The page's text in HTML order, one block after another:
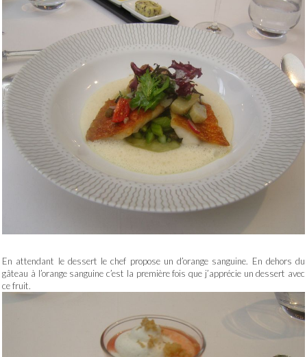
En attendant le dessert le chef propose un d’orange sanguine. En dehors du
gâteau à l’orange sanguine c’est la première fois que j’apprécie un dessert avec
ce fruit.